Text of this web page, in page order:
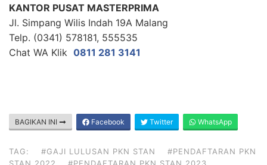
KANTOR PUSAT MASTERPRIMA
Jl. Simpang Wilis Indah 19A Malang
Telp. (0341) 578181, 555535
Chat WA Klik 0811 281 3141
BAGIKAN INI Facebook Twitter WhatsApp
TAG: #GAJI LULUSAN PKN STAN
#PENDAFTARAN PKN
STAN 2022
#PENDAFTARAN PKN STAN 2023